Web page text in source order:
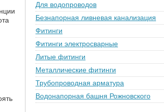
Для водопроводов
Безнапорная ливневая канализация
Фитинги
Фитинги электросварные
Литые фитинги
Металлические фитинги
Трубопроводная арматура
Водонапорная башня Рожновского